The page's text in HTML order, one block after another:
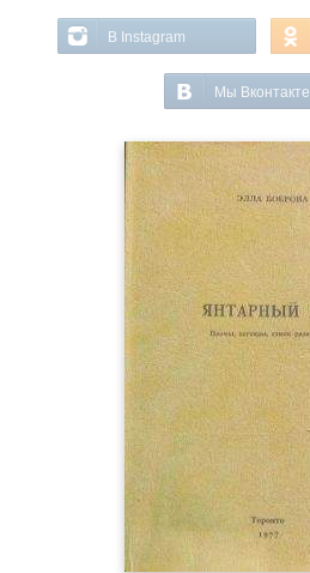
В Instagram
Мы Вконтакте